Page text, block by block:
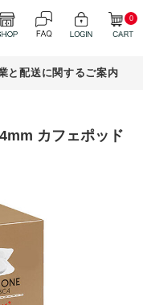
0
と配送に関するご案内
カフェポッド